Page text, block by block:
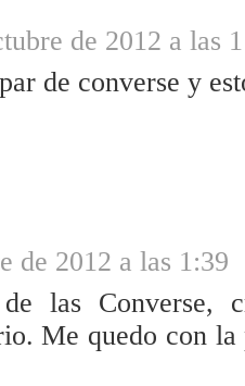
de 2012 a las
de converse y
de 2012 a las 1:39
las Converse,
Me quedo con